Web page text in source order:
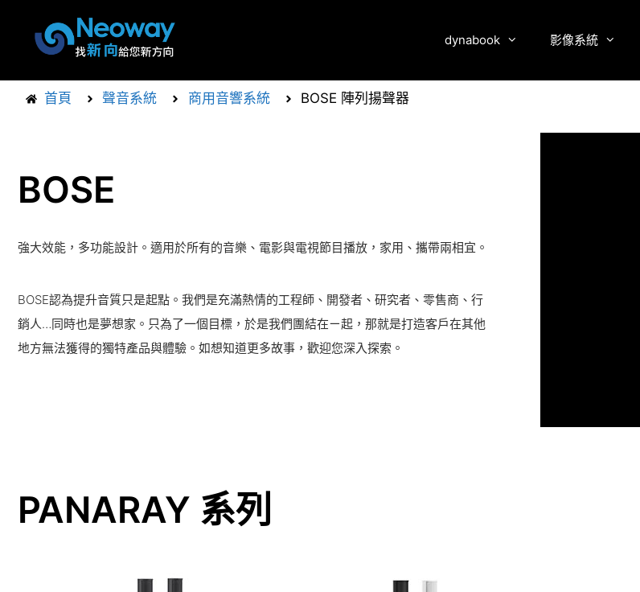
dynabook 影像系統
首頁 聲音系統 商用音響系統 BOSE 陣列揚聲器
BOSE
強大效能，多功能設計。適用於所有的音樂、電影與電視節目播放，家用、攜帶兩相宜。
BOSE認為提升音質只是起點。我們是充滿熱情的工程師、開發者、研究者、零售商、行
銷人…同時也是夢想家。只為了一個目標，於是我們團結在ㄧ起，那就是打造客戶在其他
地方無法獲得的獨特產品與體驗。如想知道更多故事，歡迎您深入探索。
PANARAY 系列